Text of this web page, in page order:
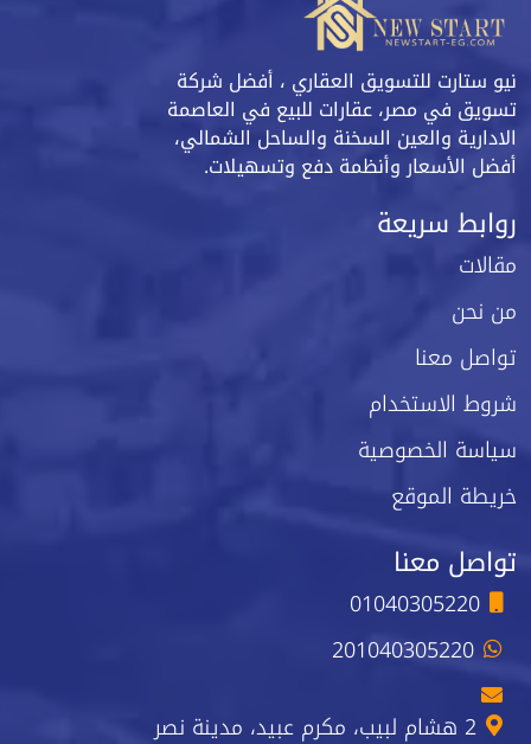
نيو ستارت للتسويق العقاري ، أفضل شركة
تسويق في مصر، عقارات للبيع في العاصمة
الادارية والعين السخنة والساحل الشمالي،
أفضل الأسعار وأنظمة دفع وتسهيلات.
روابط سريعة
مقالات
من نحن
تواصل معنا
شروط الاستخدام
سياسة الخصوصية
خريطة الموقع
تواصل معنا
01040305220
201040305220
2 هشام لبيب، مكرم عبيد، مدينة نصر